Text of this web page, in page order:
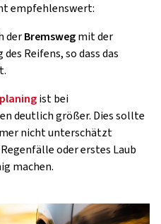
empfehlenswert:
derBremswegmit der
Reifens, so dass das
ist bei
deutlich größer. Dies sollte
nicht unterschätzt
oder erstes Laub
machen.